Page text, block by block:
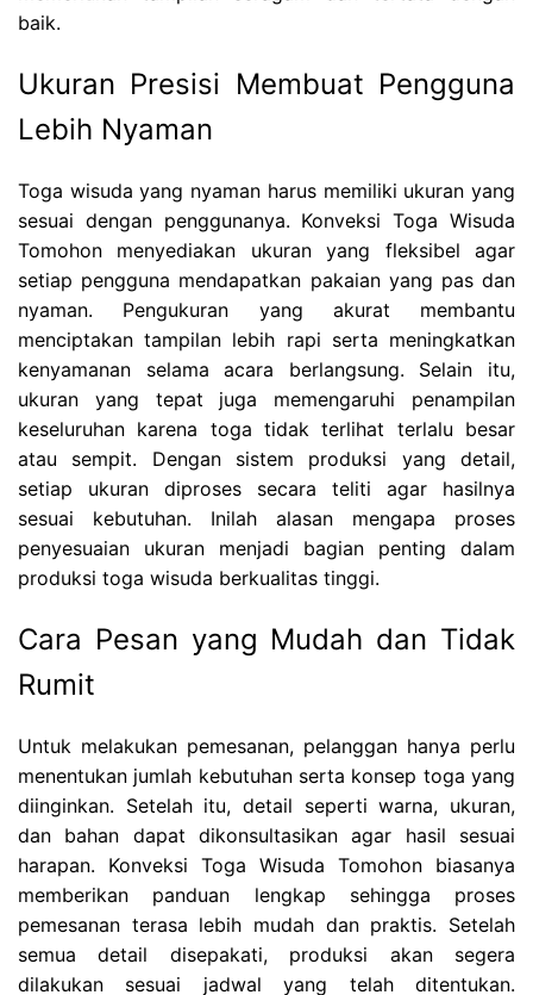
baik.
Ukuran Presisi Membuat Pengguna
Lebih Nyaman
Toga wisuda yang nyaman harus memiliki ukuran yang
sesuai dengan penggunanya. Konveksi Toga Wisuda
Tomohon menyediakan ukuran yang fleksibel agar
setiap pengguna mendapatkan pakaian yang pas dan
nyaman. Pengukuran yang akurat membantu
menciptakan tampilan lebih rapi serta meningkatkan
kenyamanan selama acara berlangsung. Selain itu,
ukuran yang tepat juga memengaruhi penampilan
keseluruhan karena toga tidak terlihat terlalu besar
atau sempit. Dengan sistem produksi yang detail,
setiap ukuran diproses secara teliti agar hasilnya
sesuai kebutuhan. Inilah alasan mengapa proses
penyesuaian ukuran menjadi bagian penting dalam
produksi toga wisuda berkualitas tinggi.
Cara Pesan yang Mudah dan Tidak
Rumit
Untuk melakukan pemesanan, pelanggan hanya perlu
menentukan jumlah kebutuhan serta konsep toga yang
diinginkan. Setelah itu, detail seperti warna, ukuran,
dan bahan dapat dikonsultasikan agar hasil sesuai
harapan. Konveksi Toga Wisuda Tomohon biasanya
memberikan panduan lengkap sehingga proses
pemesanan terasa lebih mudah dan praktis. Setelah
semua detail disepakati, produksi akan segera
dilakukan sesuai jadwal yang telah ditentukan.